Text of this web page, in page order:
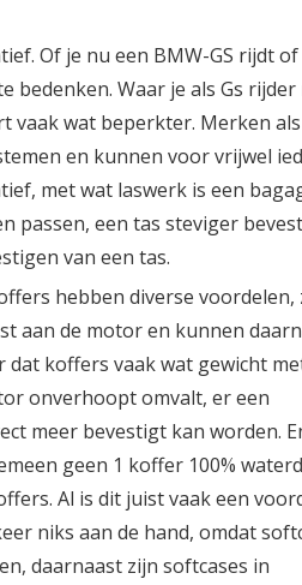
Of je nu een BMW-GS rijdt of
bedenken. Waar je als Gs rijder
vaak wat beperkter. Merken
en kunnen voor vrijwel
met wat laswerk is een
passen, een tas steviger
van een tas.
hebben diverse voordelen,
aan de motor en kunnen
koffers vaak wat gewicht
onverhoopt omvalt, er een
meer bevestigt kan worden.
geen 1 koffer 100%
Al is dit juist vaak een
niks aan de hand, omdat
daarnaast zijn softcases in